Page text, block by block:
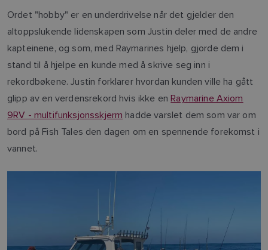
Ordet "hobby" er en underdrivelse når det gjelder den
altoppslukende lidenskapen som Justin deler med de andre
kapteinene, og som, med Raymarines hjelp, gjorde dem i
stand til å hjelpe en kunde med å skrive seg inn i
rekordbøkene. Justin forklarer hvordan kunden ville ha gått
glipp av en verdensrekord hvis ikke enRaymarine Axiom
9RV - multifunksjonsskjerm hadde varslet dem som var om
bord på Fish Tales den dagen om en spennende forekomst i
vannet.